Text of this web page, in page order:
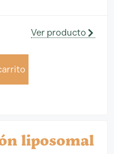
Ver producto
liposomal